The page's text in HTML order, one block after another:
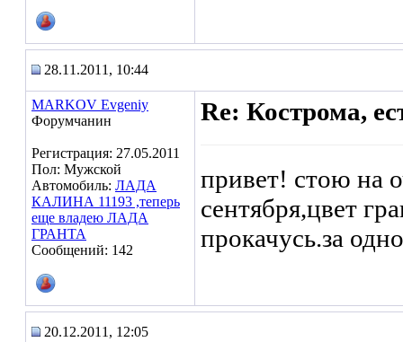
28.11.2011, 10:44
MARKOV Evgeniy
Форумчанин
Регистрация: 27.05.2011
Пол: Мужской
Автомобиль: ЛАДА
КАЛИНА 11193 ,теперь
еще владею ЛАДА
ГРАНТА
Сообщений: 142
Re: Кострома,
привет! стою на
сентября,цвет
прокачусь.за
20.12.2011, 12:05